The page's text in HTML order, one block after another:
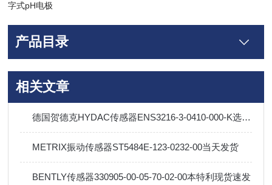
字式pH电极
产品目录
相关文章
德国贺德克HYDAC传感器ENS3216-3-0410-000-K选购指南
METRIX振动传感器ST5484E-123-0232-00当天发货
BENTLY传感器330905-00-05-70-02-00本特利现货速发